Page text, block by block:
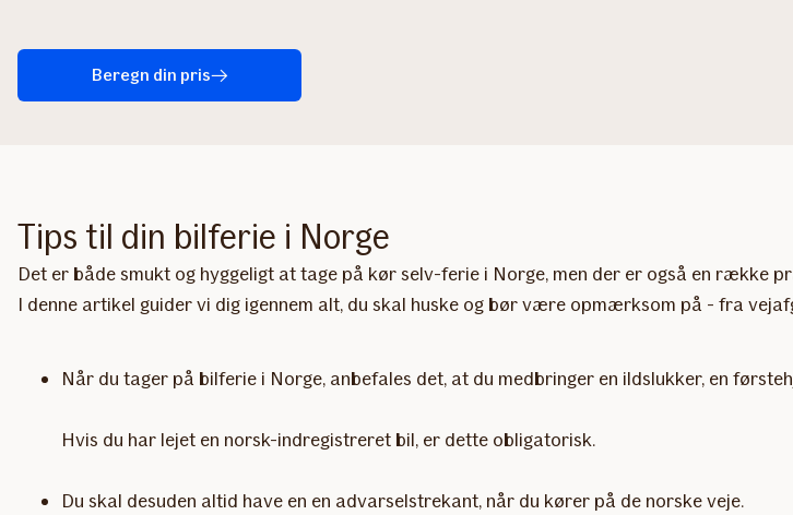
Beregn din pris
Tips til din bilferie i Norge
Det er både smukt og hyggeligt at tage på kør selv-ferie i Norge, men der er også en række
I denne artikel guider vi dig igennem alt, du skal huske og bør være opmærksom på - fra
Når du tager på bilferie i Norge, anbefales det, at du medbringer en ildslukker, en
Hvis du har lejet en norsk-indregistreret bil, er dette obligatorisk.
Du skal desuden altid have en en advarselstrekant, når du kører på de norske veje.